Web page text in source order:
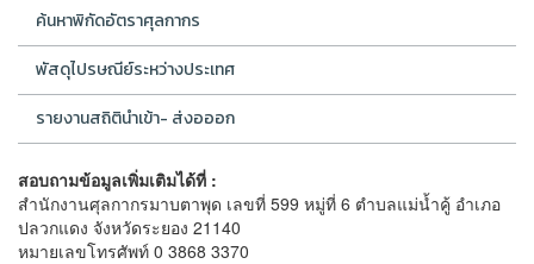
ค้นหาพิกัดอัตราศุลกากร
พัสดุไปรษณีย์ระหว่างประเทศ
รายงานสถิตินำเข้า- ส่งอออก
สอบถามข้อมูลเพิ่มเติมได้ที่ :
สำนักงานศุลกากรมาบตาพุด เลขที่ 599 หมู่ที่ 6 ตำบลแม่น้ำคู้ อำเภอ
ปลวกแดง จังหวัดระยอง 21140
หมายเลขโทรศัพท์ 0 3868 3370